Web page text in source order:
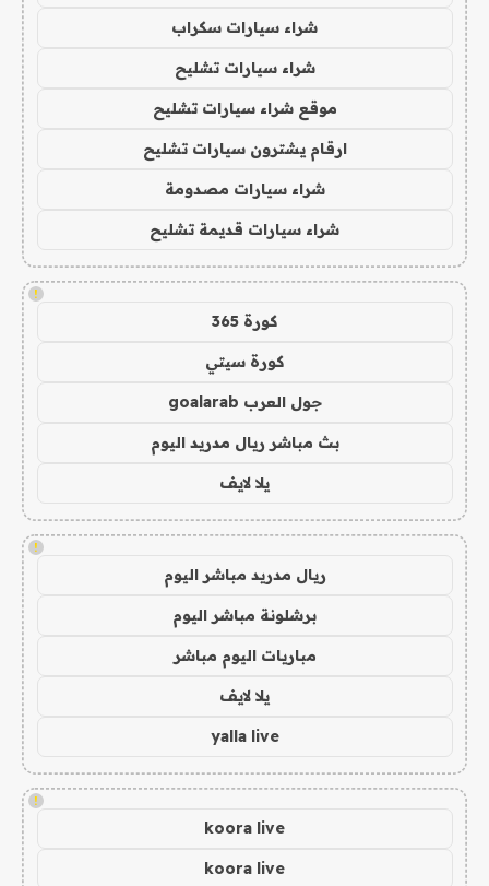
شراء سيارات سكراب
شراء سيارات تشليح
موقع شراء سيارات تشليح
ارقام يشترون سيارات تشليح
شراء سيارات مصدومة
شراء سيارات قديمة تشليح
!
كورة 365
كورة سيتي
جول العرب goalarab
بث مباشر ريال مدريد اليوم
يلا لايف
!
ريال مدريد مباشر اليوم
برشلونة مباشر اليوم
مباريات اليوم مباشر
يلا لايف
yalla live
!
koora live
koora live